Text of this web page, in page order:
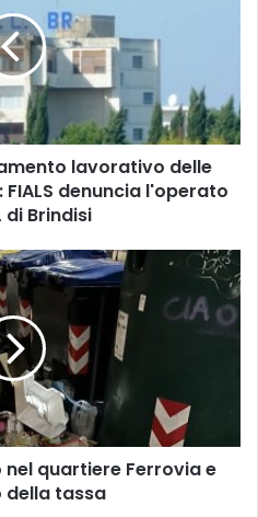
lavorativo delle
denuncia l'operato
di Brindisi
nel quartiere Ferrovia e
della tassa